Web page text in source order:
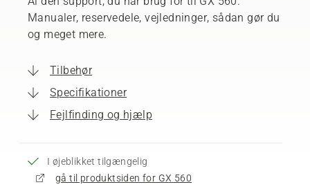
Manualer, reservedele, vejledninger, sådan gør du
og meget mere.
Tilbehør
Specifikationer
Fejlfinding og hjælp
I øjeblikket tilgængelig
gå til produktsiden for GX 560